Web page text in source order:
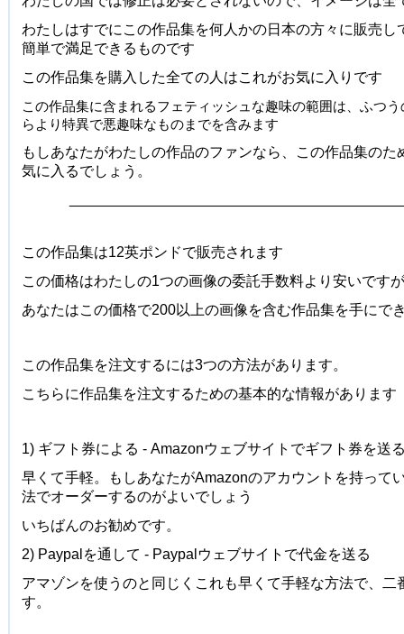
わたしはすでにこの作品集を何人かの日本の方々に販売し
簡単で満足できるものです
この作品集を購入した全ての人はこれがお気に入りです
この作品集に含まれるフェティッシュな趣味の範囲は、ふつ
らより特異で悪趣味なものまでを含みます
もしあなたがわたしの作品のファンなら、この作品集のた
気に入るでしょう。
この作品集は12英ポンドで販売されます
この価格はわたしの1つの画像の委託手数料より安いです
あなたはこの価格で200以上の画像を含む作品集を手にで
この作品集を注文するには3つの方法があります。
こちらに作品集を注文するための基本的な情報があります
1) ギフト券による - Amazonウェブサイトでギフト券を送
早くて手軽。もしあなたがAmazonのアカウントを持って
法でオーダーするのがよいでしょう
いちばんのお勧めです。
2) Paypalを通して - Paypalウェブサイトで代金を送る
アマゾンを使うのと同じくこれも早くて手軽な方法で、二
す。